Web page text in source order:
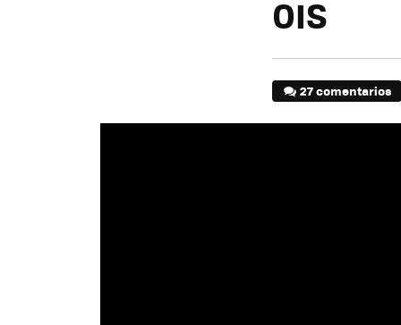
OIS
27 comentarios